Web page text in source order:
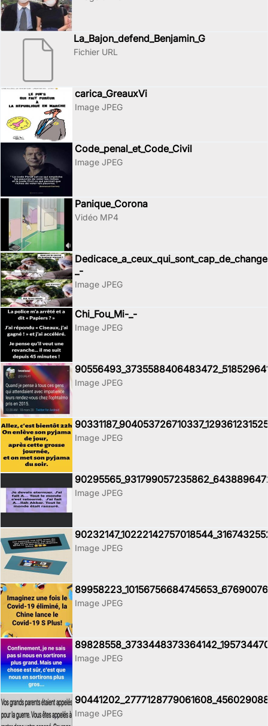
La_Bajon_defend_Benjamin_G
Fichier URL
carica_GreauxVi
Image JPEG
Code_penal_et_Code_Civil
Image JPEG
Panique_Corona
Vidéo MP4
_-
Image JPEG
Chi_Fou_Mi-_-
Image JPEG
Image JPEG
Image JPEG
Image JPEG
Image JPEG
Image JPEG
Image JPEG
Image JPEG